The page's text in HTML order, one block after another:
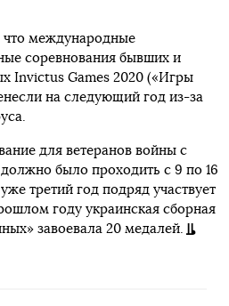
что международные
соревнования бывших и
Invictus Games 2020 («Игры
на следующий год из-за
для ветеранов войны с
было проходить с 9 по 16
третий год подряд участвует
году украинская сборная
завоевала 20 медалей.